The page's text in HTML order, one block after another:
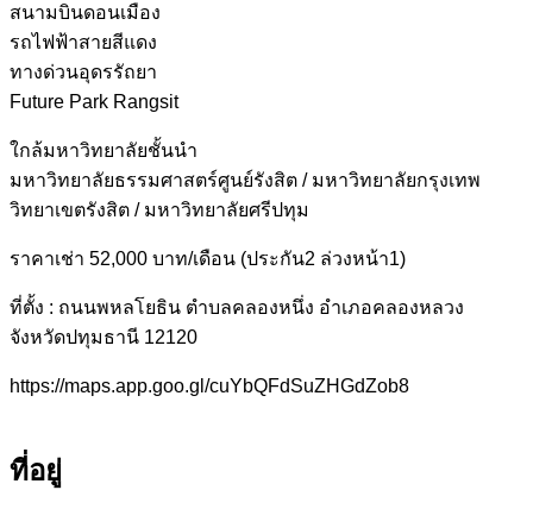
สนามบินดอนเมือง
รถไฟฟ้าสายสีแดง
ทางด่วนอุดรรัถยา
Future Park Rangsit
ใกล้มหาวิทยาลัยชั้นนำ
มหาวิทยาลัยธรรมศาสตร์ศูนย์รังสิต / มหาวิทยาลัยกรุงเทพ
วิทยาเขตรังสิต / มหาวิทยาลัยศรีปทุม
ราคาเช่า 52,000 บาท/เดือน (ประกัน2 ล่วงหน้า1)
ที่ตั้ง : ถนนพหลโยธิน ตำบลคลองหนึ่ง อำเภอคลองหลวง
จังหวัดปทุมธานี 12120
https://maps.app.goo.gl/cuYbQFdSuZHGdZob8
ที่อยู่